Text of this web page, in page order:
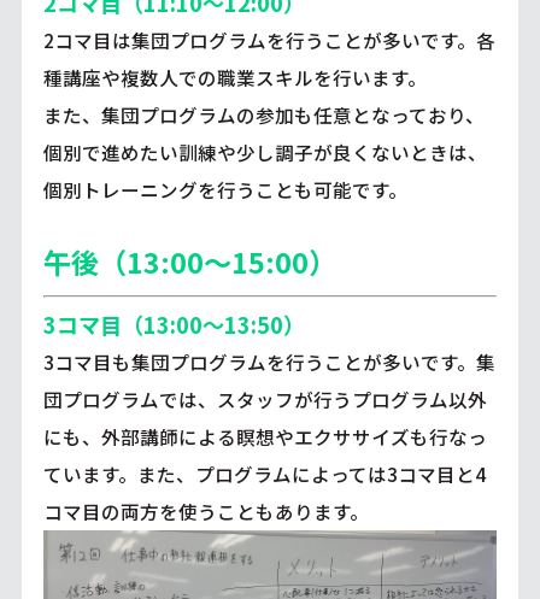
2コマ目は集団プログラムを行うことが多いです。各
種講座や複数人での職業スキルを行います。
また、集団プログラムの参加も任意となっており、
個別で進めたい訓練や少し調子が良くないときは、
個別トレーニングを行うことも可能です。
午後（13:00～15:00）
3コマ目（13:00～13:50）
3コマ目も集団プログラムを行うことが多いです。集
団プログラムでは、スタッフが行うプログラム以外
にも、外部講師による瞑想やエクササイズも行なっ
ています。また、プログラムによっては3コマ目と4
コマ目の両方を使うこともあります。